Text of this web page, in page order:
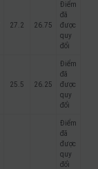
27.2 26.75
Điểm
đã
được
quy
đổi
25.5 26.25
Điểm
đã
được
quy
đổi
Điểm
đã
được
quy
đổi